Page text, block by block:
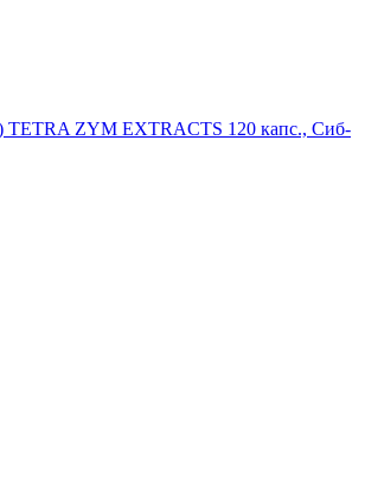
TETRA ZYM EXTRACTS 120 капс., Сиб-